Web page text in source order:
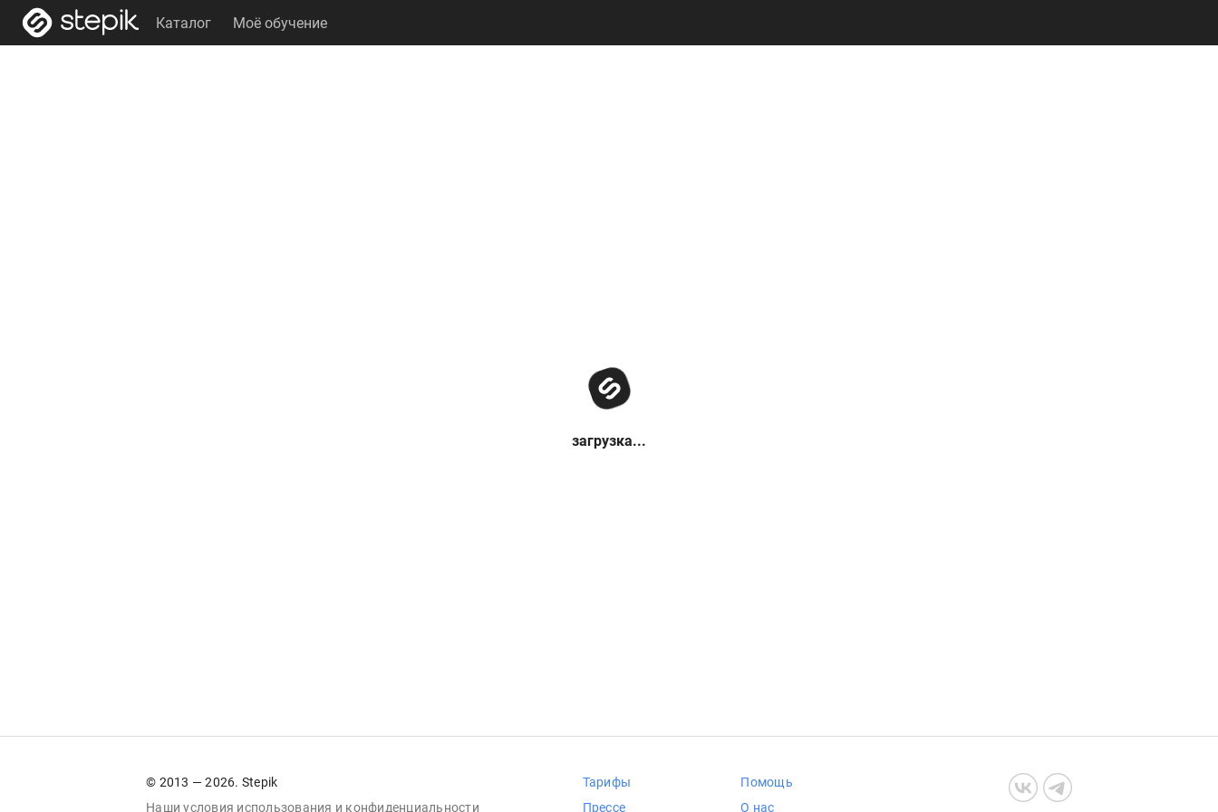
Каталог Моё обучение
загрузка...
© 2013 — 2026. Stepik
Наши условия использования и конфиденциальности
Тарифы
Прессе
Помощь
О нас